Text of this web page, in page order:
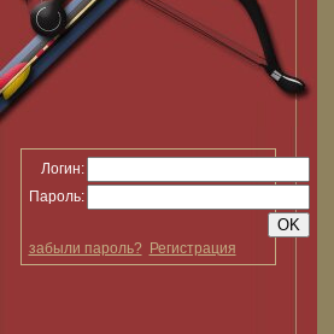
Логин:
Пароль:
забыли пароль? Регистрация